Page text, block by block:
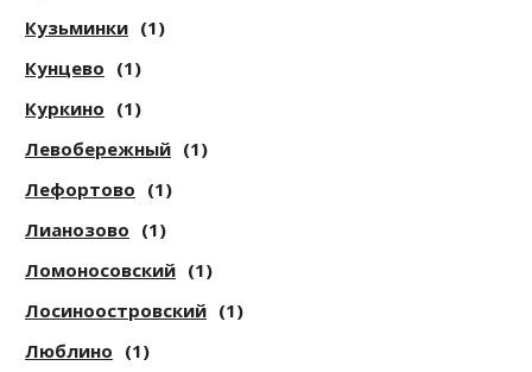
Кузьминки (1)
Кунцево (1)
Куркино (1)
Левобережный (1)
Лефортово (1)
Лианозово (1)
Ломоносовский (1)
Лосиноостровский (1)
Люблино (1)